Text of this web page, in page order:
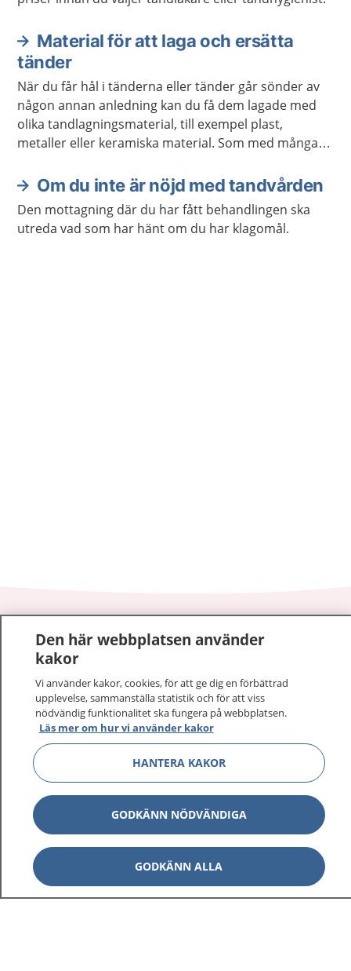
Material för att laga och ersätta
tänder
När du får hål i tänderna eller tänder går sönder av
någon annan anledning kan du få dem lagade med
olika tandlagningsmaterial, till exempel plast,
metaller eller keramiska material. Som med många
material ge allergiska reaktioner.
Om du inte är nöjd med tandvården
Den mottagning där du har fått behandlingen ska
utreda vad som har hänt om du har klagomål.
1177 – tryggt om din hälsa och vård
På 1177.se får du råd om hälsa och information om
sjukdomar och vilka mottagningar du kan kontakta.
Logga in för att läsa din journal och göra dina
vårdärenden. Ring telefonnummer 1177 för
sjukvårdsrådgivning dygnet runt.
1177 ger dig råd när du vill må bättre.
1177 på flera språk Visa
Visa
Den här webbplatsen använder
kakor
Vi använder kakor, cookies, för att ge dig en förbättrad
upplevelse, sammanställa statistik och för att viss
nödvändig funktionalitet ska fungera på webbplatsen.
Läs mer om hur vi använder kakor
HANTERA KAKOR
GODKÄNN NÖDVÄNDIGA
GODKÄNN ALLA